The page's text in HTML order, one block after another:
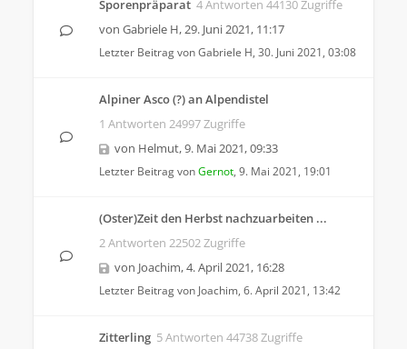
Sporenpräparat 4 Antworten 44130 Zugriffe
von Gabriele H,29. Juni 2021, 11:17
Letzter Beitrag vonGabriele H, 30. Juni 2021, 03:08
Alpiner Asco (?) an Alpendistel
1 Antworten 24997 Zugriffe
von Helmut,9. Mai 2021, 09:33
Letzter Beitrag vonGernot, 9. Mai 2021, 19:01
(Oster)Zeit den Herbst nachzuarbeiten ...
2 Antworten 22502 Zugriffe
von Joachim,4. April 2021, 16:28
Letzter Beitrag von Joachim, 6. April 2021, 13:42
Zitterling 5 Antworten 44738 Zugriffe